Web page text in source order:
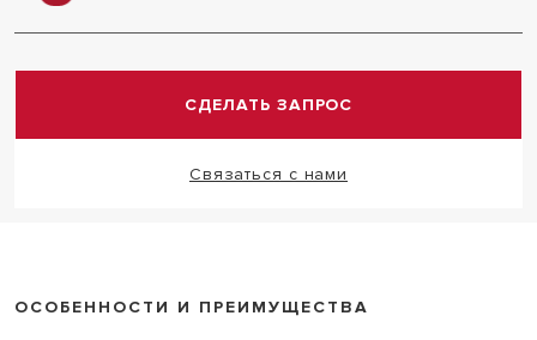
Надёжный протокол связи позволяет соединить
СДЕЛАТЬ ЗАПРОС
Связаться с нами
ОСОБЕННОСТИ И ПРЕИМУЩЕСТВА